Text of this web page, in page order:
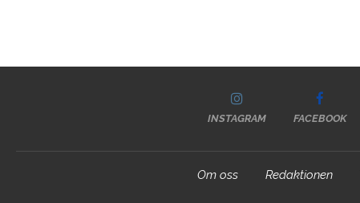
INSTAGRAM FACEBOOK
Om oss Redaktionen